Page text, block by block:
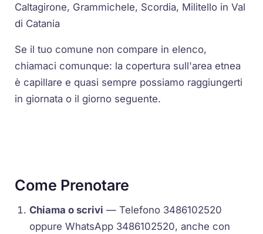
Caltagirone, Grammichele, Scordia, Militello in Val
di Catania
Se il tuo comune non compare in elenco,
chiamaci comunque: la copertura sull'area etnea
è capillare e quasi sempre possiamo raggiungerti
in giornata o il giorno seguente.
Come Prenotare
Chiama o scrivi — Telefono 3486102520
oppure WhatsApp 3486102520, anche con